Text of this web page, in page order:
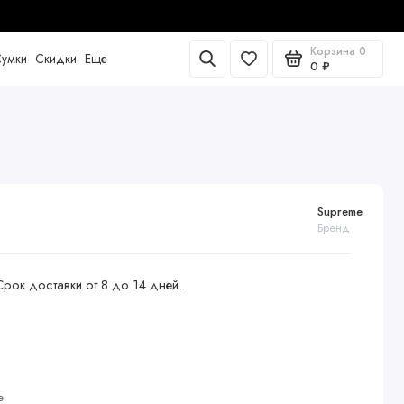
Скидки Еще Корзина 0
0 ₽
доставки от 8 до 14 дней.
Supreme
Бренд